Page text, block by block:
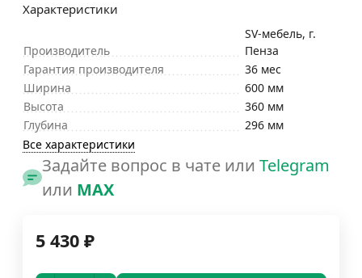
Характеристики
Производитель
SV-мебель, г.
Пенза
Гарантия производителя
36 мес
Ширина
600 мм
Высота
360 мм
Глубина
296 мм
Все характеристики
Задайте вопрос в чате или Telegram
или MAX
5 430 ₽